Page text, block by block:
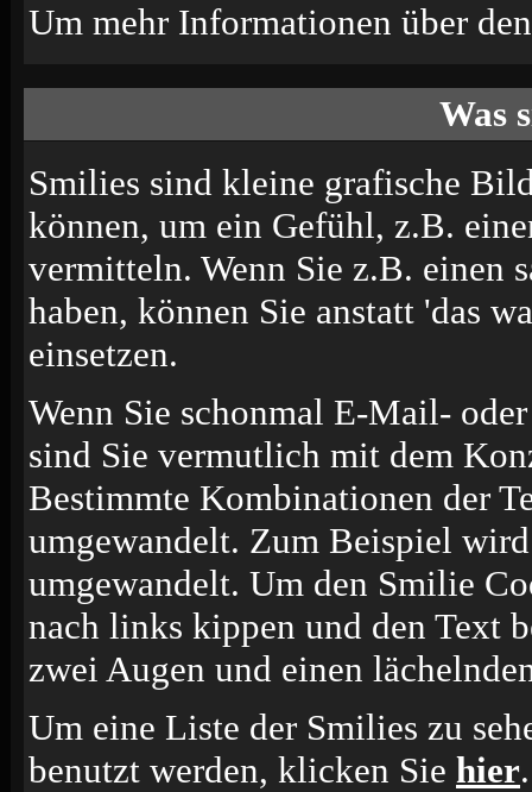
Um mehr Informationen über
Was
Smilies sind kleine grafische
können, um ein Gefühl, z.B.
vermitteln. Wenn Sie z.B. einen
haben, können Sie anstatt 'das
einsetzen.
Wenn Sie schonmal E-Mail-
sind Sie vermutlich mit dem
Bestimmte Kombinationen der
umgewandelt. Zum Beispiel
umgewandelt. Um den Smilie
nach links kippen und den Text
zwei Augen und einen
Um eine Liste der Smilies zu
benutzt werden, klicken Sie hier.